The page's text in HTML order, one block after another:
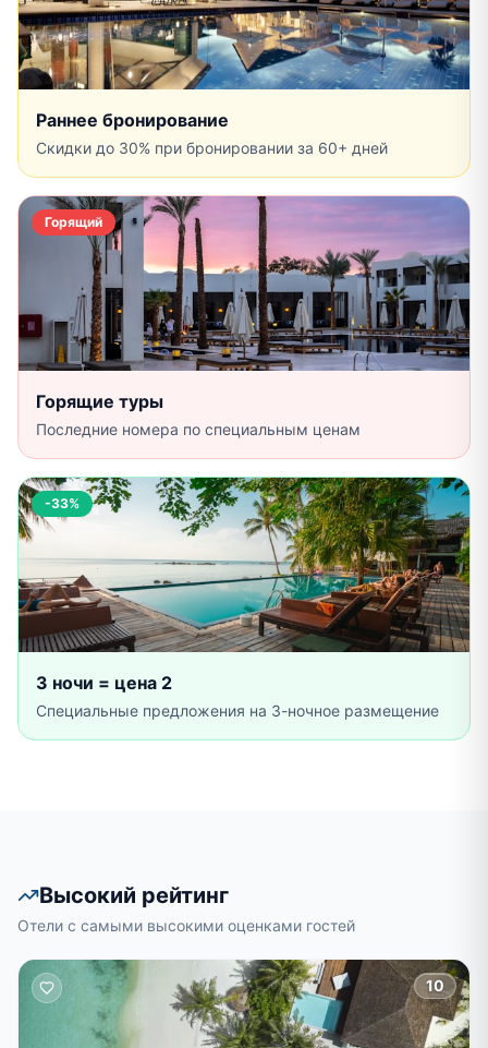
Раннее бронирование
Скидки до 30% при бронировании за 60+ дней
Горящий
Горящие туры
Последние номера по специальным ценам
-33%
3 ночи = цена 2
Специальные предложения на 3-ночное размещение
Высокий рейтинг
Отели с самыми высокими оценками гостей
10